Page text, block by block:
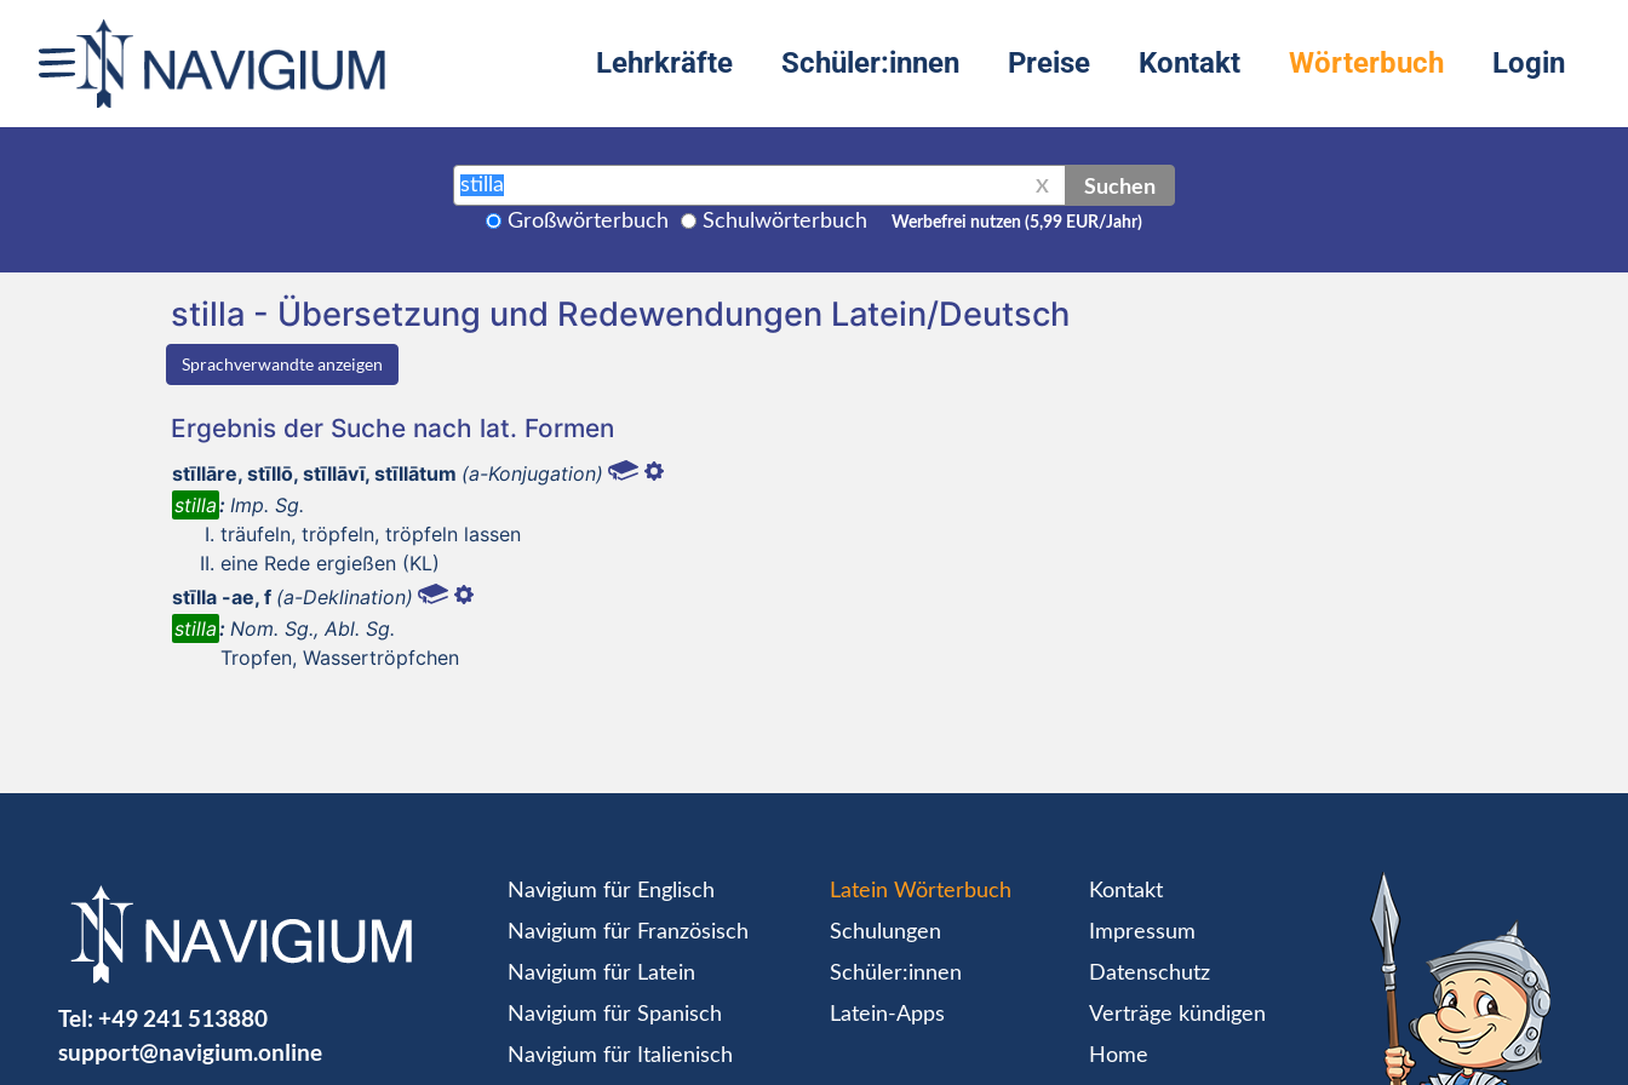
Lehrkräfte Schüler:innen Preise Kontakt Wörterbuch Login
X Suchen
Großwörterbuch Schulwörterbuch Werbefrei nutzen (5,99 EUR/Jahr)
stilla - Übersetzung und Redewendungen Latein/Deutsch
Sprachverwandte anzeigen
Ergebnis der Suche nach lat. Formen
stīllāre, stīllō, stīllāvī, stīllātum (a-Konjugation)
stilla: Imp. Sg.
träufeln, tröpfeln, tröpfeln lassen
eine Rede ergießen (KL)
stīlla -ae, f (a-Deklination)
stilla: Nom. Sg., Abl. Sg.
Tropfen, Wassertröpfchen
Tel: +49 241 513880
support@navigium.online
Navigium für Englisch
Navigium für Französisch
Navigium für Latein
Navigium für Spanisch
Navigium für Italienisch
Latein Wörterbuch
Schulungen
Schüler:innen
Latein-Apps
Kontakt
Impressum
Datenschutz
Verträge kündigen
Home